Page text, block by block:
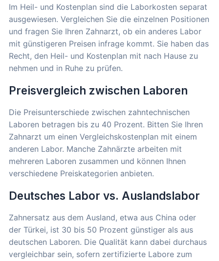
Im Heil- und Kostenplan sind die Laborkosten separat
ausgewiesen. Vergleichen Sie die einzelnen Positionen
und fragen Sie Ihren Zahnarzt, ob ein anderes Labor
mit günstigeren Preisen infrage kommt. Sie haben das
Recht, den Heil- und Kostenplan mit nach Hause zu
nehmen und in Ruhe zu prüfen.
Preisvergleich zwischen Laboren
Die Preisunterschiede zwischen zahntechnischen
Laboren betragen bis zu 40 Prozent. Bitten Sie Ihren
Zahnarzt um einen Vergleichskostenplan mit einem
anderen Labor. Manche Zahnärzte arbeiten mit
mehreren Laboren zusammen und können Ihnen
verschiedene Preiskategorien anbieten.
Deutsches Labor vs. Auslandslabor
Zahnersatz aus dem Ausland, etwa aus China oder
der Türkei, ist 30 bis 50 Prozent günstiger als aus
deutschen Laboren. Die Qualität kann dabei durchaus
vergleichbar sein, sofern zertifizierte Labore zum